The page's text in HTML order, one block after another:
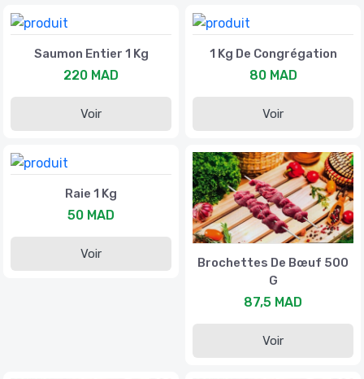
Saumon Entier 1 Kg
220 MAD
Voir
1 Kg De Congrégation
80 MAD
Voir
Raie 1 Kg
50 MAD
Voir
Brochettes De Bœuf 500
G
87,5 MAD
Voir